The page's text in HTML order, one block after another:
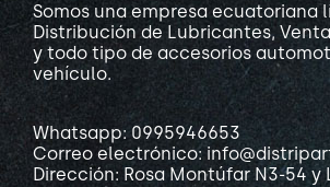
Somos una empresa ecuatoriana
Distribución de Lubricantes,
y todo tipo de accesorios
vehículo.
Whatsapp: 0995946653
Correo electrónico:
Dirección: Rosa Montúfar N3-54 y